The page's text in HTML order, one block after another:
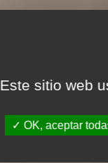
Este sitio web
OK, aceptar